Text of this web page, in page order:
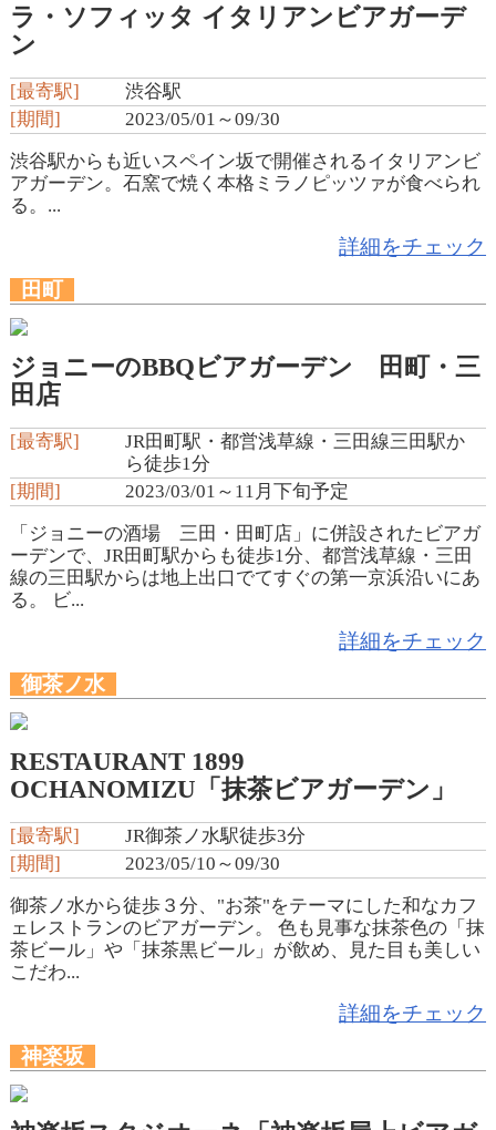
ラ・ソフィッタ イタリアンビアガーデ
ン
[最寄駅]
渋谷駅
[期間]
2023/05/01～09/30
渋谷駅からも近いスペイン坂で開催されるイタリアンビ
アガーデン。石窯で焼く本格ミラノピッツァが食べられ
る。...
詳細をチェック
田町
ジョニーのBBQビアガーデン 田町・三
田店
[最寄駅]
JR田町駅・都営浅草線・三田線三田駅か
ら徒歩1分
[期間]
2023/03/01～11月下旬予定
「ジョニーの酒場 三田・田町店」に併設されたビアガ
ーデンで、JR田町駅からも徒歩1分、都営浅草線・三田
線の三田駅からは地上出口でてすぐの第一京浜沿いにあ
る。 ビ...
詳細をチェック
御茶ノ水
RESTAURANT 1899
OCHANOMIZU「抹茶ビアガーデン」
[最寄駅]
JR御茶ノ水駅徒歩3分
[期間]
2023/05/10～09/30
御茶ノ水から徒歩３分、"お茶"をテーマにした和なカフ
ェレストランのビアガーデン。 色も見事な抹茶色の「抹
茶ビール」や「抹茶黒ビール」が飲め、見た目も美しい
こだわ...
詳細をチェック
神楽坂